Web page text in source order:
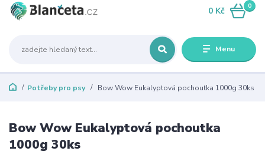
Menu
0
0 Kč
Potřeby pro psy Bow Wow Eukalyptová pochoutka 1000g 30ks
Bow Wow Eukalyptová pochoutka
1000g 30ks